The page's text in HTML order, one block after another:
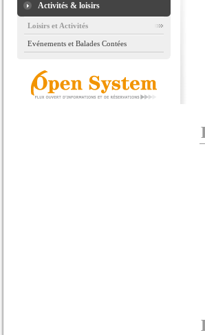
Activités & loisirs
Loisirs et Activités
Evénements et Balades Contées